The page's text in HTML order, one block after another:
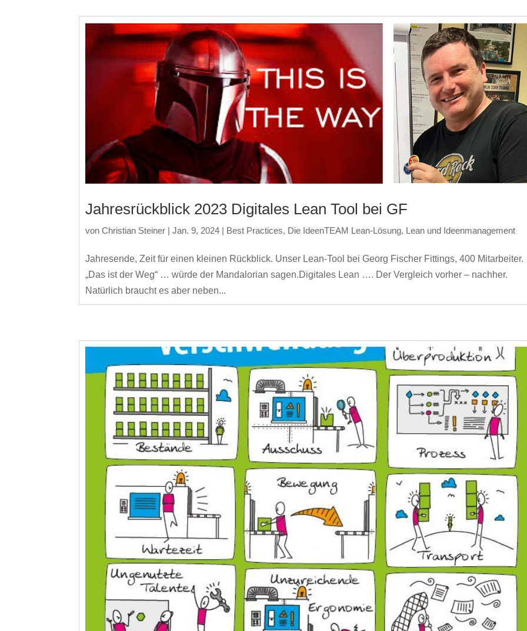
Jahresrückblick 2023 Digitales Lean Tool bei GF
vonChristian Steiner |Jan. 9, 2024 | Best Practices, Die IdeenTEAM Lean-Lösung, Lean und Ideenmanagement
Jahresende, Zeit für einen kleinen Rückblick. Unser Lean-Tool bei Georg Fischer Fittings, 400 Mitarbeiter.
„Das ist der Weg“ … würde der Mandalorian sagen.Digitales Lean …. Der Vergleich vorher – nachher.
Natürlich braucht es aber neben...